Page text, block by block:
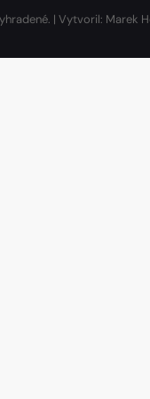
| Vytvoril: Marek